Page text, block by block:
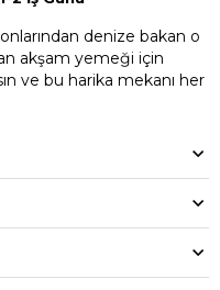
denize bakan o
akşam yemeği için
ve bu harika mekanı her